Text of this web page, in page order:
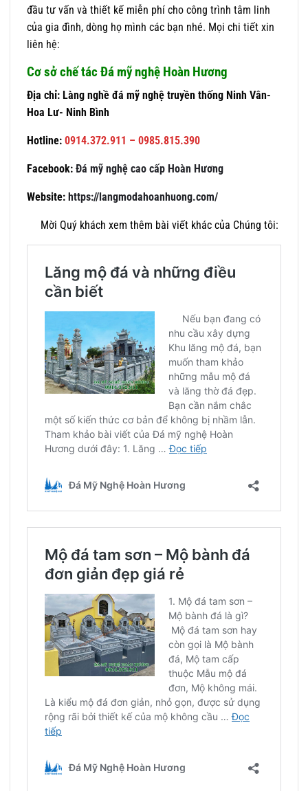
đầu tư vấn và thiết kế miễn phí cho công trình tâm linh
của gia đình, dòng họ mình các bạn nhé. Mọi chi tiết xin
liên hệ:
Cơ sở chế tác Đá mỹ nghệ Hoàn Hương
Địa chỉ: Làng nghề đá mỹ nghệ truyền thống Ninh Vân-
Hoa Lư- Ninh Bình
Hotline: 0914.372.911 – 0985.815.390
Facebook: Đá mỹ nghệ cao cấp Hoàn Hương
Website: https://langmodahoanhuong.com/
Mời Quý khách xem thêm bài viết khác của Chúng tôi: